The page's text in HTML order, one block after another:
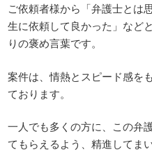
ご依頼者様から「弁護士とは
生に依頼して良かった」など
りの褒め言葉です。
案件は、情熱とスピード感を
ております。
一人でも多くの方に、この弁
てもらえるよう、精進してま